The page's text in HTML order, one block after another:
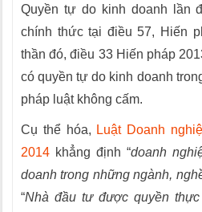
Quyền tự do kinh doanh lần
chính thức tại điều 57, Hiến
thần đó, điều 33 Hiến pháp
có quyền tự do kinh doanh
pháp luật không cấm.
Cụ thể hóa, Luật Doanh
2014 khẳng định “doanh
doanh trong những ngành,
“Nhà đầu tư được quyền